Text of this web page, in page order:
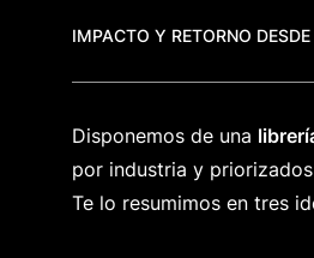
IMPACTO Y RETORNO
Disponemos de una
por industria y
Te lo resumimos en tres